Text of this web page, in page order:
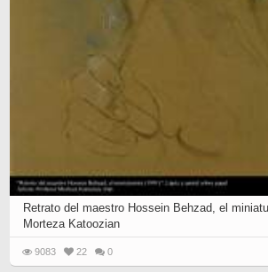
Retrato del maestro Hossein Behzad, el
Morteza Katoozian
9083 22 0